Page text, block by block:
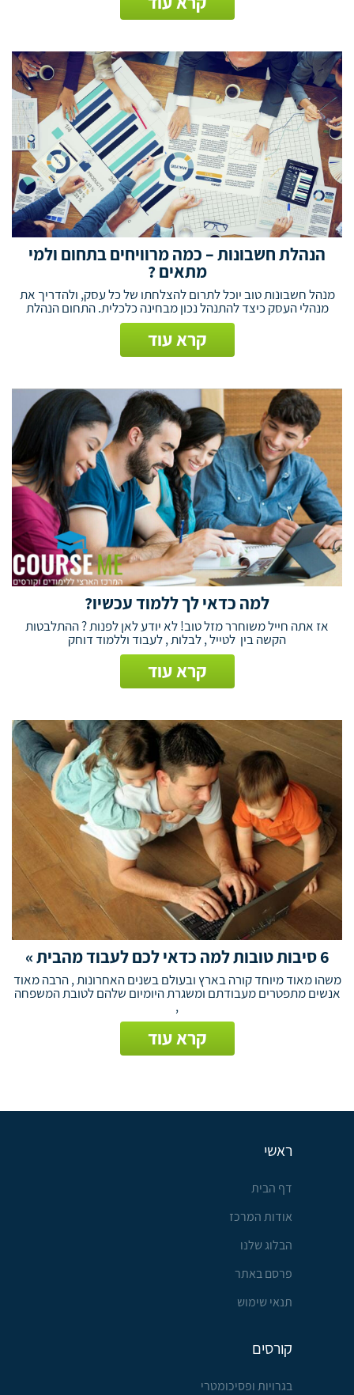
הנהלת חשבונות – כמה מרוויחים בתחום ולמי
מתאים ?
מנהל חשבונות טוב יוכל לתרום להצלחתו של כל עסק, ולהדריך את
מנהלי העסק כיצד להתנהל נכון מבחינה כלכלית. התחום הנהלת
קרא עוד
למה כדאי לך ללמוד עכשיו?
אז אתה חייל משוחרר מזל טוב! לא יודע לאן לפנות ? ההתלבטות
הקשה בין לטייל , לבלות , לעבוד וללמוד דוחק
קרא עוד
6 סיבות טובות למה כדאי לכם לעבוד מהבית »
משהו מאוד מיוחד קורה בארץ ובעולם בשנים האחרונות , הרבה מאוד
אנשים מתפטרים מעבודתם ומשגרת היומיום שלהם לטובת המשפחה
,
קרא עוד
ראשי
דף הבית
אודות המרכז
הבלוג שלנו
פרסם באתר
תנאי שימוש
קורסים
בגרויות ופסיכומטרי